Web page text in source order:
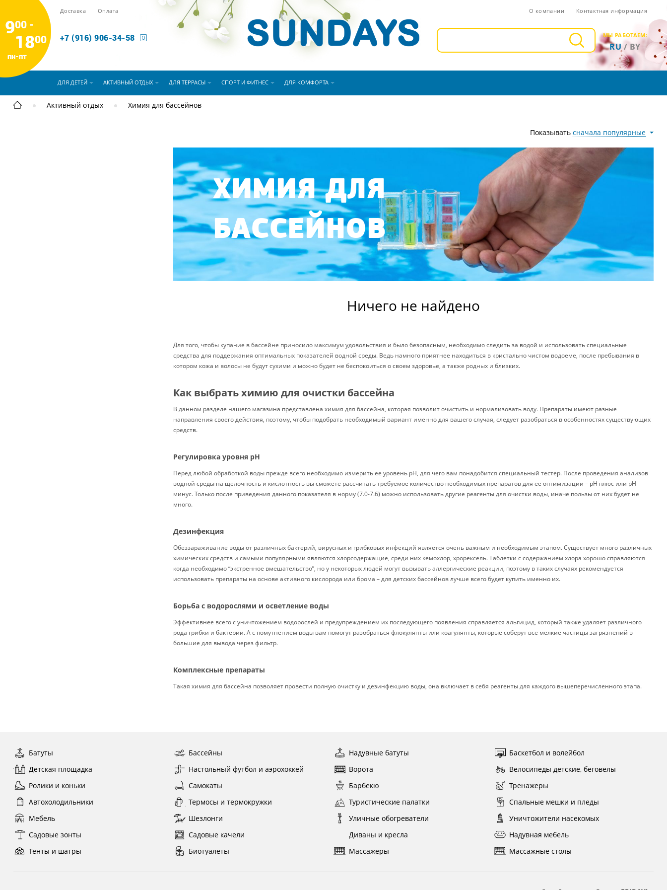
900 -
1800
пн-пт
Доставка Оплата О компании Контактная информация
+7 (916) 906-34-58 МЫ РАБОТАЕМ:
RU/ BY
ДЛЯ ДЕТЕЙ АКТИВНЫЙ ОТДЫХ ДЛЯ ТЕРРАСЫ СПОРТ И ФИТНЕС ДЛЯ КОМФОРТА
Активный отдых Химия для бассейнов
Показывать сначала популярные
ХИМИЯ ДЛЯ
БАССЕЙНОВ
Ничего не найдено
Для того, чтобы купание в бассейне приносило максимум удовольствия и было безопасным, необходимо следить за водой и использовать специальные
средства для поддержания оптимальных показателей водной среды. Ведь намного приятнее находиться в кристально чистом водоеме, после пребывания в
котором кожа и волосы не будут сухими и можно будет не беспокоиться о своем здоровье, а также родных и близких.
Как выбрать химию для очистки бассейна
В данном разделе нашего магазина представлена химия для бассейна, которая позволит очистить и нормализовать воду. Препараты имеют разные
направления своего действия, поэтому, чтобы подобрать необходимый вариант именно для вашего случая, следует разобраться в особенностях существующих
средств.
Регулировка уровня pH
Перед любой обработкой воды прежде всего необходимо измерить ее уровень pH, для чего вам понадобится специальный тестер. После проведения анализов
водной среды на щелочность и кислотность вы сможете рассчитать требуемое количество необходимых препаратов для ее оптимизации – pH плюс или pH
минус. Только после приведения данного показателя в норму (7.0-7.6) можно использовать другие реагенты для очистки воды, иначе пользы от них будет не
много.
Дезинфекция
Обеззараживание воды от различных бактерий, вирусных и грибковых инфекций является очень важным и необходимым этапом. Существует много различных
химических средств и самыми популярными являются хлорсодержащие, среди них кемохлор, хрорексель. Таблетки с содержанием хлора хорошо справляются
когда необходимо “экстренное вмешательство”, но у некоторых людей могут вызывать аллергические реакции, поэтому в таких случаях рекомендуется
использовать препараты на основе активного кислорода или брома – для детских бассейнов лучше всего будет купить именно их.
Борьба с водорослями и осветление воды
Эффективнее всего с уничтожением водорослей и предупреждением их последующего появления справляется альгицид, который также удаляет различного
рода грибки и бактерии. А с помутнением воды вам помогут разобраться флокулянты или коагулянты, которые соберут все мелкие частицы загрязнений в
большие для вывода через фильтр.
Комплексные препараты
Такая химия для бассейна позволяет провести полную очистку и дезинфекцию воды, она включает в себя реагенты для каждого вышеперечисленного этапа.
Батуты Бассейны Надувные батуты
Баскетбол и волейбол
Детская площадка
Настольный футбол и аэрохоккей Ворота
Велосипеды детские, беговелы
Ролики и коньки
Самокаты Барбекю
Тренажеры
Автохолодильники
Термосы и термокружки Туристические палатки
Спальные мешки и пледы
Мебель
Шезлонги Уличные обогреватели
Уничтожители насекомых
Садовые зонты
Садовые качели Диваны и кресла
Надувная мебель
Тенты и шатры
Биотуалеты Массажеры Массажные столы